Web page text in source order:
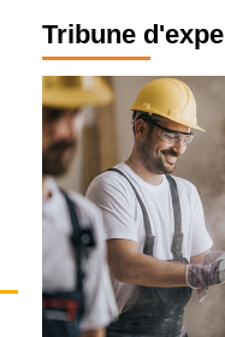
Tribune